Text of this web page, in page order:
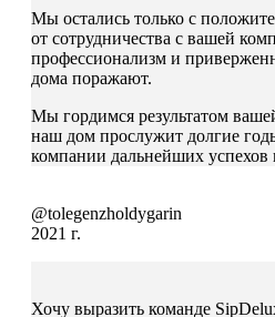
Мы остались только с
от сотрудничества с вашей
профессионализм и
дома поражают.
Мы гордимся результатом
наш дом прослужит долгие
компании дальнейших успехов
@tolegenzholdygarin
2021 г.
Хочу выразить команде